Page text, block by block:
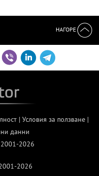
НАГОРЕ
| Условия за ползване|
данни
2026
2026